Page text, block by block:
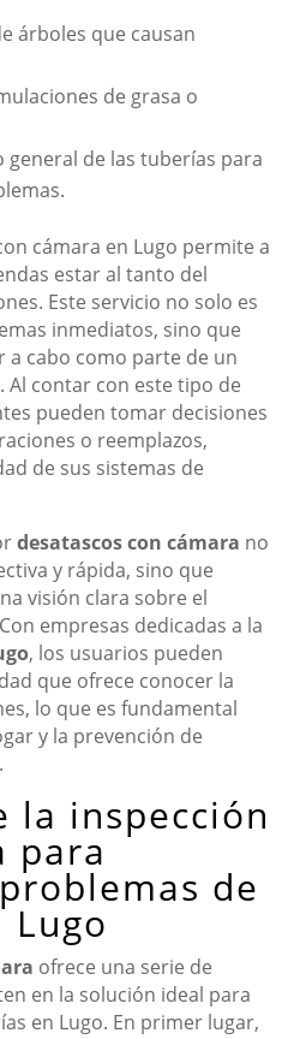
árboles que causan
de grasa o
general de las tuberías para
cámara en Lugo permite a
estar al tanto del
Este servicio no solo es
inmediatos, sino que
a cabo como parte de un
contar con este tipo de
pueden tomar decisiones
o reemplazos,
de sus sistemas de
desatascos con cámara no
y rápida, sino que
visión clara sobre el
empresas dedicadas a la
, los usuarios pueden
que ofrece conocer la
lo que es fundamental
y la prevención de
la inspección
para
de
ofrece una serie de
en la solución ideal para
en Lugo. En primer lugar,